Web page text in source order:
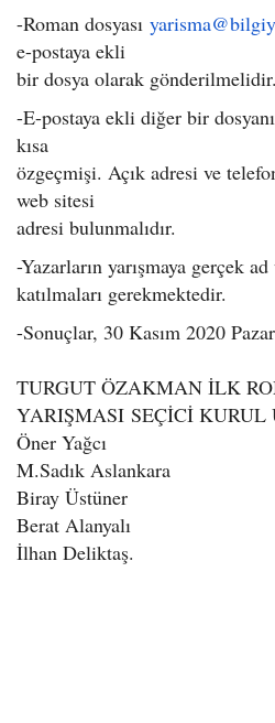
-Roman dosyası
e-postaya ekli
bir dosya olarak gönderilmelidir.
-E-postaya ekli diğer bir
kısa
özgeçmişi. Açık adresi ve
web sitesi
adresi bulunmalıdır.
-Yazarların yarışmaya gerçek
katılmaları gerekmektedir.
-Sonuçlar, 30 Kasım 2020
TURGUT ÖZAKMAN İLK
YARIŞMASI SEÇİCİ KURUL
Öner Yağcı
M.Sadık Aslankara
Biray Üstüner
Berat Alanyalı
İlhan Deliktaş.